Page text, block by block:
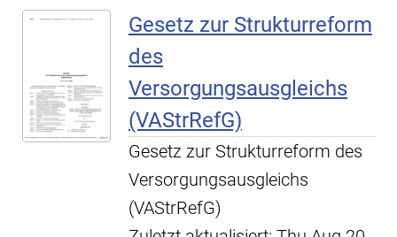
Gesetz zur Strukturreform
des
Versorgungsausgleichs
(VAStrRefG)
Gesetz zur Strukturreform des
Versorgungsausgleichs
(VAStrRefG)